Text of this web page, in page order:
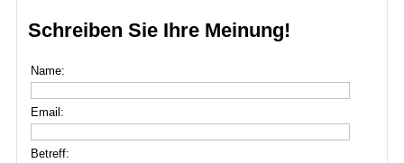
Schreiben Sie Ihre Meinung!
Name:
Email:
Betreff: